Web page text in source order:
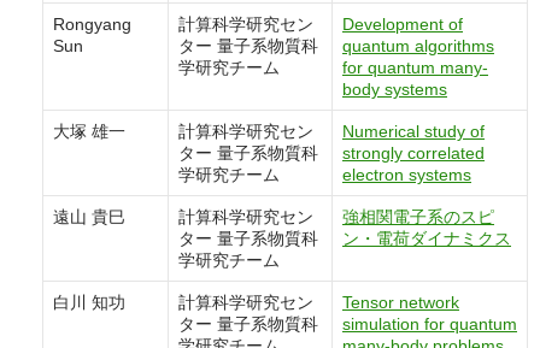
Rongyang
Sun
計算科学研究セン
ター 量子系物質科
学研究チーム
Development of
quantum algorithms
for quantum many-
body systems
大塚 雄一
計算科学研究セン
ター 量子系物質科
学研究チーム
Numerical study of
strongly correlated
electron systems
遠山 貴巳
計算科学研究セン
ター 量子系物質科
学研究チーム
強相関電子系のスピ
ン・電荷ダイナミクス
白川 知功
計算科学研究セン
ター 量子系物質科
Tensor network
simulation for quantum